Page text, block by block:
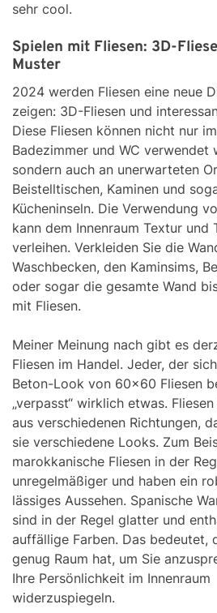
sehr cool.
Spielen mit Fliesen: 3D-
Muster
2024 werden Fliesen eine neue
zeigen: 3D-Fliesen und
Diese Fliesen können nicht nur im
Badezimmer und WC verwendet
sondern auch an unerwarteten
Beistelltischen, Kaminen und
Kücheninseln. Die Verwendung
kann dem Innenraum Textur und
verleihen. Verkleiden Sie die
Waschbecken, den Kaminsims,
oder sogar die gesamte Wand
mit Fliesen.
Meiner Meinung nach gibt es
Fliesen im Handel. Jeder, der
Beton-Look von 60×60 Fliesen
„verpasst“ wirklich etwas.
aus verschiedenen Richtungen,
sie verschiedene Looks. Zum
marokkanische Fliesen in der
unregelmäßiger und haben ein
lässiges Aussehen. Spanische
sind in der Regel glatter und
auffällige Farben. Das bedeutet,
genug Raum hat, um Sie
Ihre Persönlichkeit im Innenraum
widerzuspiegeln.